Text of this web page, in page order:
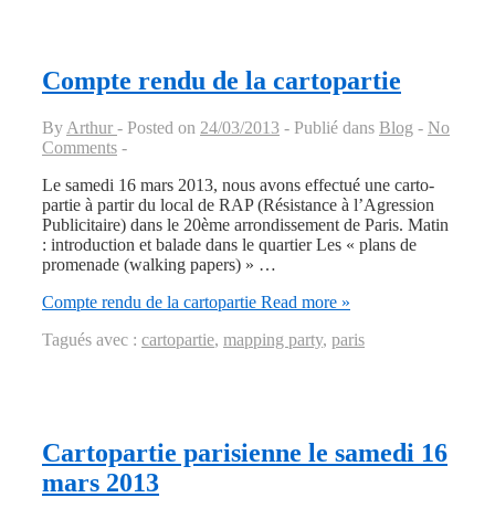
Compte rendu de la cartopartie
By Arthur Posted on 24/03/2013 Publié dans Blog
No
Comments
Le samedi 16 mars 2013, nous avons effectué une carto-
partie à partir du local de RAP (Résistance à l’Agression
Publicitaire) dans le 20ème arrondissement de Paris. Matin
: introduction et balade dans le quartier Les « plans de
promenade (walking papers) » …
Compte rendu de la cartopartie Read more »
Tagués avec : cartopartie, mapping party, paris
Cartopartie parisienne le samedi 16
mars 2013